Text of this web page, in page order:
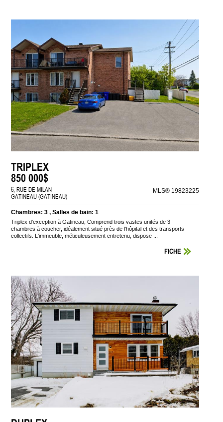
TRIPLEX
850 000$
6, RUE DE MILAN
GATINEAU (GATINEAU)
MLS® 19823225
Chambres: 3 , Salles de bain: 1
Triplex d'exception à Gatineau, Comprend trois vastes unités de 3
chambres à coucher, idéalement situé près de l'hôpital et des transports
collectifs. L'immeuble, méticuleusement entretenu, dispose ...
FICHE